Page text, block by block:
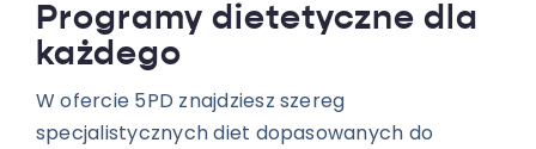
Programy dietetyczne dla
każdego
W ofercie 5PD znajdziesz szereg
specjalistycznych diet dopasowanych do